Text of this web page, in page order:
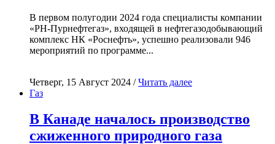
В первом полугодии 2024 года специалисты компании
«РН-Пурнефтегаз», входящей в нефтегазодобывающий
комплекс НК «Роснефть», успешно реализовали 946
мероприятий по программе...
Четверг, 15 Август 2024 /Читать далее
Газ
В Канаде началось производство
сжиженного природного газа